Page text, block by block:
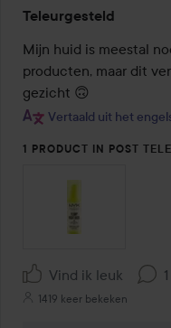
1
van
de
5
Teleurgesteld
Mijn huid is meestal
producten, maar dit
gezicht 🙃
Vertaald uit het
1 PRODUCT IN POST
Vind ik leuk
1419 keer bekeken